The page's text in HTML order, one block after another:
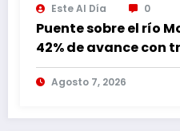
Este Al Día 0
Puente sobre el río
42% de avance con
continuos
Agosto 7, 2026